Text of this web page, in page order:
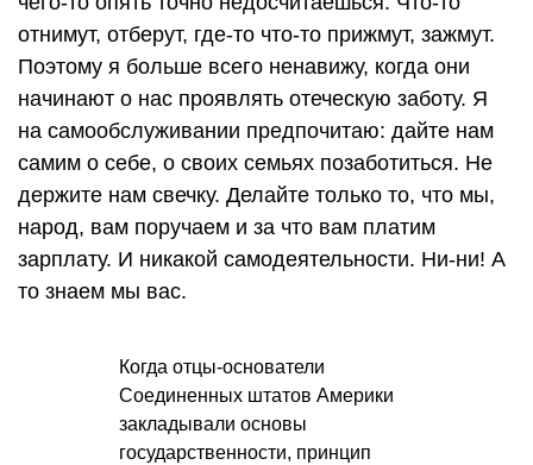
отнимут, отберут, где-то что-то прижмут, зажмут.
Поэтому я больше всего ненавижу, когда они
начинают о нас проявлять отеческую заботу. Я
на самообслуживании предпочитаю: дайте нам
самим о себе, о своих семьях позаботиться. Не
держите нам свечку. Делайте только то, что мы,
народ, вам поручаем и за что вам платим
зарплату. И никакой самодеятельности. Ни-ни! А
то знаем мы вас.
Когда отцы-основатели
Соединенных штатов Америки
закладывали основы
государственности, принцип